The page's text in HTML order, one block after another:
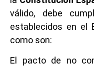
válido, debe
establecidos en el
como son:
El pacto de no